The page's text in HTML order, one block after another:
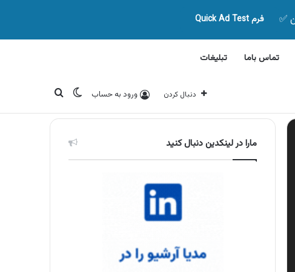
فرم Quick Ad Test
تماس باما تبلیغات
دنبال کردن ورود به حساب تغییر پوسته
جستجو برای
مارا در لینکدین دنبال کنید